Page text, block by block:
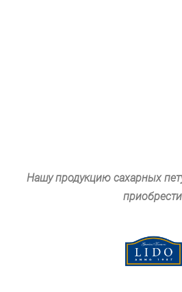
Нашу продукцию сахарных